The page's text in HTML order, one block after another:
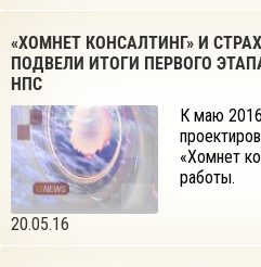
«ХОМНЕТ КОНСАЛТИНГ» И
ПОДВЕЛИ ИТОГИ ПЕРВОГО
НПС
20.05.16
К маю
«Хомнет
работы.